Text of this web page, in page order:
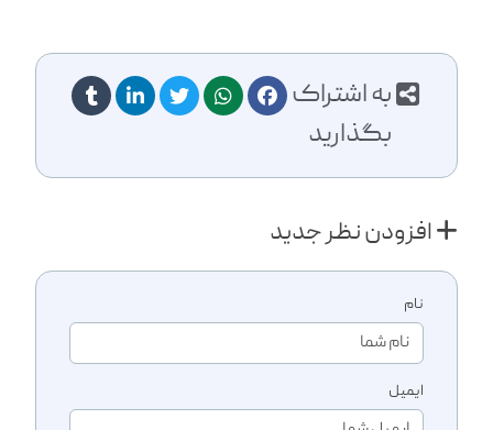
به اشتراک
بگذارید
افزودن نظر جدید
نام
ایمیل